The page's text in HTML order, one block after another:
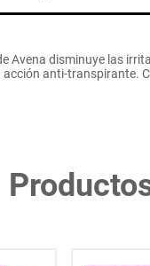
Avena disminuye las
anti-transpirante.